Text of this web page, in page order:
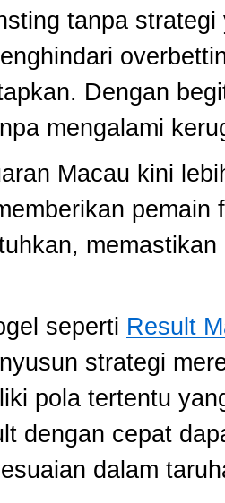
tanpa
Dengan
mengalami
Macau kini
seperti Result
strategi
pola tertentu
dengan cepat
dalam